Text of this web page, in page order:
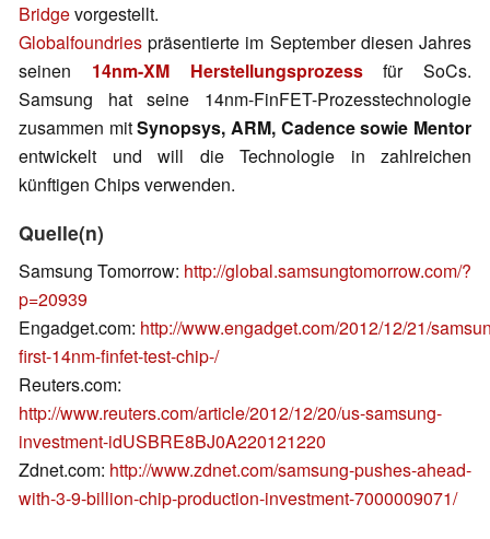
Bridgevorgestellt.
Globalfoundries präsentierte im September diesen Jahres
seinen 14nm-XM Herstellungsprozessfür SoCs.
Samsung hat seine 14nm-FinFET-Prozesstechnologie
zusammen mitSynopsys, ARM, Cadence sowie Mentor
entwickelt und will die Technologie in zahlreichen
künftigen Chips verwenden.
Quelle(n)
Samsung Tomorrow: http://global.samsungtomorrow.com/?
p=20939
Engadget.com: http://www.engadget.com/2012/12/21/
first-14nm-finfet-test-chip-/
Reuters.com:
http://www.reuters.com/article/2012/12/20/us-samsung-
investment-idUSBRE8BJ0A220121220
Zdnet.com: http://www.zdnet.com/samsung-pushes-ahead-
with-3-9-billion-chip-production-investment-7000009071/